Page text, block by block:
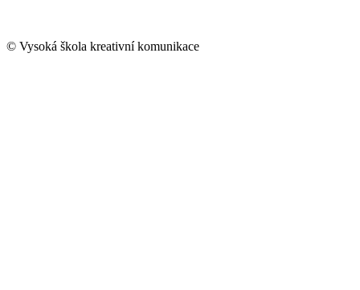
© Vysoká škola kreativní komunikace